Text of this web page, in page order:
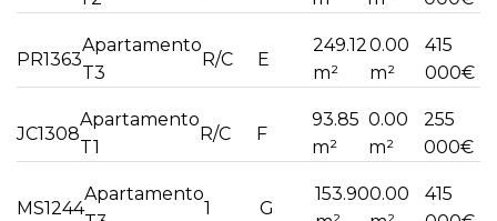
PR1363
Apartamento
T3
R/C E
249.12
m²
0.00
m²
415
000€
JC1308
Apartamento
T1
R/C F
93.85
m²
0.00
m²
255
000€
MS1244
Apartamento
1 G
153.900.00
415